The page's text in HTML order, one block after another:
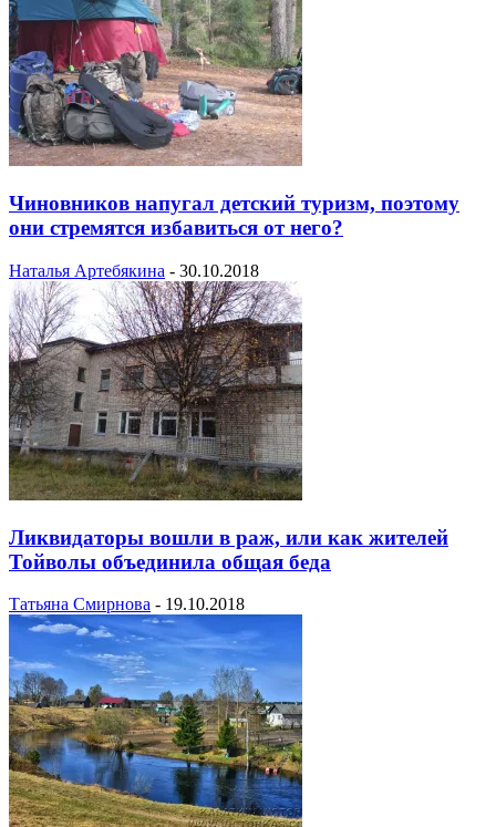
Чиновников напугал детский туризм, поэтому
они стремятся избавиться от него?
Наталья Артебякина - 30.10.2018
Ликвидаторы вошли в раж, или как жителей
Тойволы объединила общая беда
Татьяна Смирнова - 19.10.2018